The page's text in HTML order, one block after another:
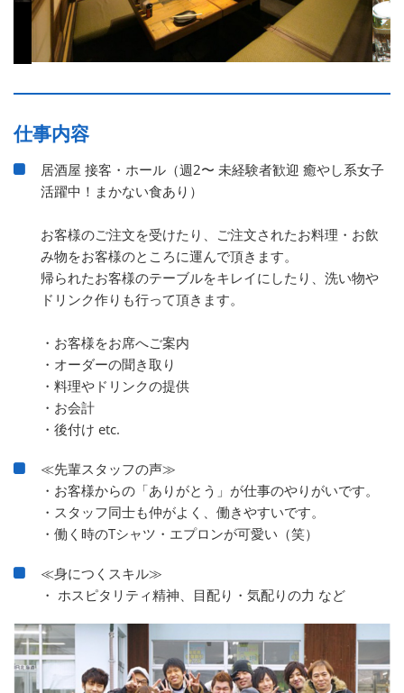
仕事内容
居酒屋 接客・ホール（週2〜 未経験者歓迎 癒やし系女子
活躍中！まかない食あり）
お客様のご注文を受けたり、ご注文されたお料理・お飲
み物をお客様のところに運んで頂きます。
帰られたお客様のテーブルをキレイにしたり、洗い物や
ドリンク作りも行って頂きます。
・お客様をお席へご案内
・オーダーの聞き取り
・料理やドリンクの提供
・お会計
・後付け etc.
≪先輩スタッフの声≫
・お客様からの「ありがとう」が仕事のやりがいです。
・スタッフ同士も仲がよく、働きやすいです。
・働く時のTシャツ・エプロンが可愛い（笑）
≪身につくスキル≫
・ ホスピタリティ精神、目配り・気配りの力 など